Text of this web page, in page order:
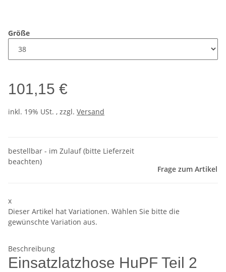
Größe
101,15 €
inkl. 19% USt. , zzgl. Versand
bestellbar - im Zulauf (bitte Lieferzeit
beachten)
Frage zum Artikel
x
Dieser Artikel hat Variationen. Wählen Sie bitte die
gewünschte Variation aus.
Beschreibung
Einsatzlatzhose HuPF Teil 2